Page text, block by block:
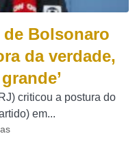
de Bolsonaro
da verdade,
criticou a postura do
em...